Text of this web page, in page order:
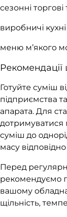
сезонні торгові
виробничі кухні
меню м’якого
Готуйте суміш
підприємства
апарата. Для
дотримуватися
суміш до
масу
Перед
рекомендуємо
вашому
щільність,